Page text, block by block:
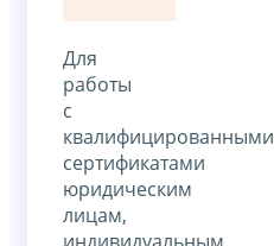
Для
работы
с
квалифицированными
сертификатами
юридическим
лицам,